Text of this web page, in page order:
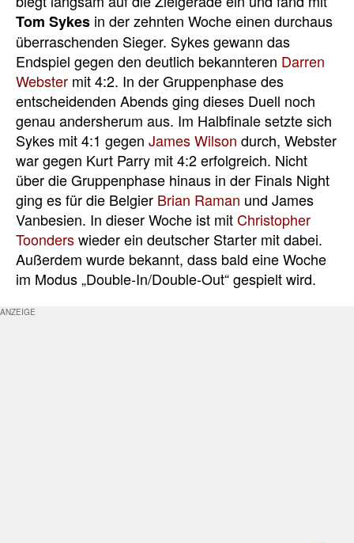
Tom Sykes in der zehnten Woche einen durchaus
überraschenden Sieger. Sykes gewann das
Endspiel gegen den deutlich bekannteren Darren
Webster mit 4:2. In der Gruppenphase des
entscheidenden Abends ging dieses Duell noch
genau andersherum aus. Im Halbfinale setzte sich
Sykes mit 4:1 gegen James Wilson durch, Webster
war gegen Kurt Parry mit 4:2 erfolgreich. Nicht
über die Gruppenphase hinaus in der Finals Night
ging es für die Belgier Brian Raman und James
Vanbesien. In dieser Woche ist mitChristopher
Toonderswieder ein deutscher Starter mit dabei.
Außerdem wurde bekannt, dass bald eine Woche
im Modus „Double-In/Double-Out“ gespielt wird.